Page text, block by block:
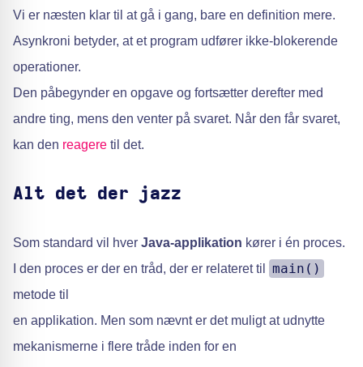
Vi er næsten klar til at gå i gang, bare en definition mere.
Asynkroni betyder, at et program udfører ikke-blokerende
operationer.
Den påbegynder en opgave og fortsætter derefter med
andre ting, mens den venter på svaret. Når den får svaret,
kan den reagere til det.
Alt det der jazz
Som standard vil hver Java-applikation kører i én proces.
I den proces er der en tråd, der er relateret til
main()
metode til
en applikation. Men som nævnt er det muligt at udnytte
mekanismerne i flere tråde inden for en